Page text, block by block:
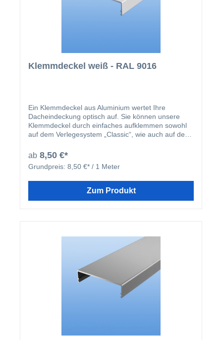
Klemmdeckel weiß - RAL 9016
Ein Klemmdeckel aus Aluminium wertet Ihre
Dacheindeckung optisch auf. Sie können unsere
Klemmdeckel durch einfaches aufklemmen sowohl
auf dem Verlegesystem „Classic“, wie auch auf dem
montiert, harmoniert der Klemmdeckel nicht nur
farblich mit Ihren restlichen Profilleisten, sondern
deckt auch ideal die Schraubenköpfe der beiden
wird nach der Montage der Verlegeprofile einfach
ab 8,50 €*
Grundpreis: 8,50 €* / 1 Meter
Zum Produkt